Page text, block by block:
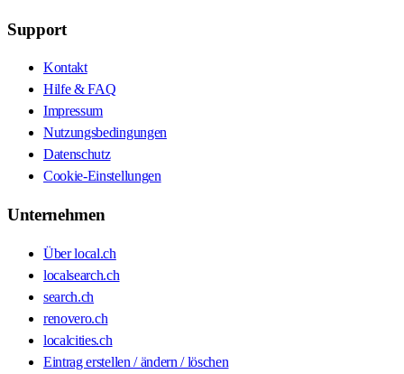
Support
Kontakt
Hilfe & FAQ
Impressum
Nutzungsbedingungen
Datenschutz
Cookie-Einstellungen
Unternehmen
Über local.ch
localsearch.ch
search.ch
renovero.ch
localcities.ch
Eintrag erstellen / ändern / löschen